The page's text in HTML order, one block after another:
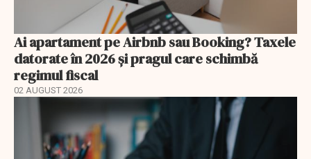
Ai apartament pe Airbnb sau Booking? Taxele
datorate în 2026 și pragul care schimbă
regimul fiscal
02 AUGUST 2026